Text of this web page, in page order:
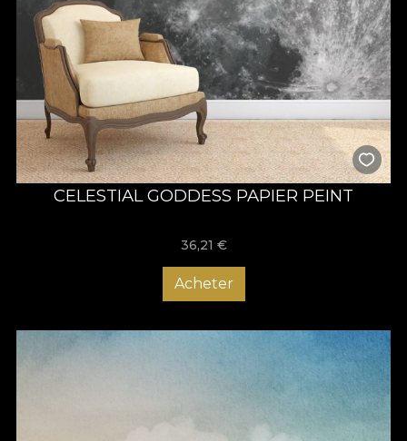
CELESTIAL GODDESS PAPIER PEINT
36,21 €
Acheter